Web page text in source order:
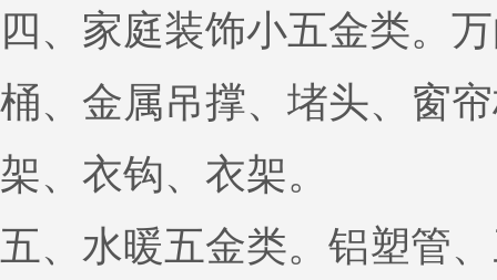
四、家庭装饰小五金类。
桶、金属吊撑、堵头、窗
架、衣钩、衣架。
五、水暖五金类。铝塑管